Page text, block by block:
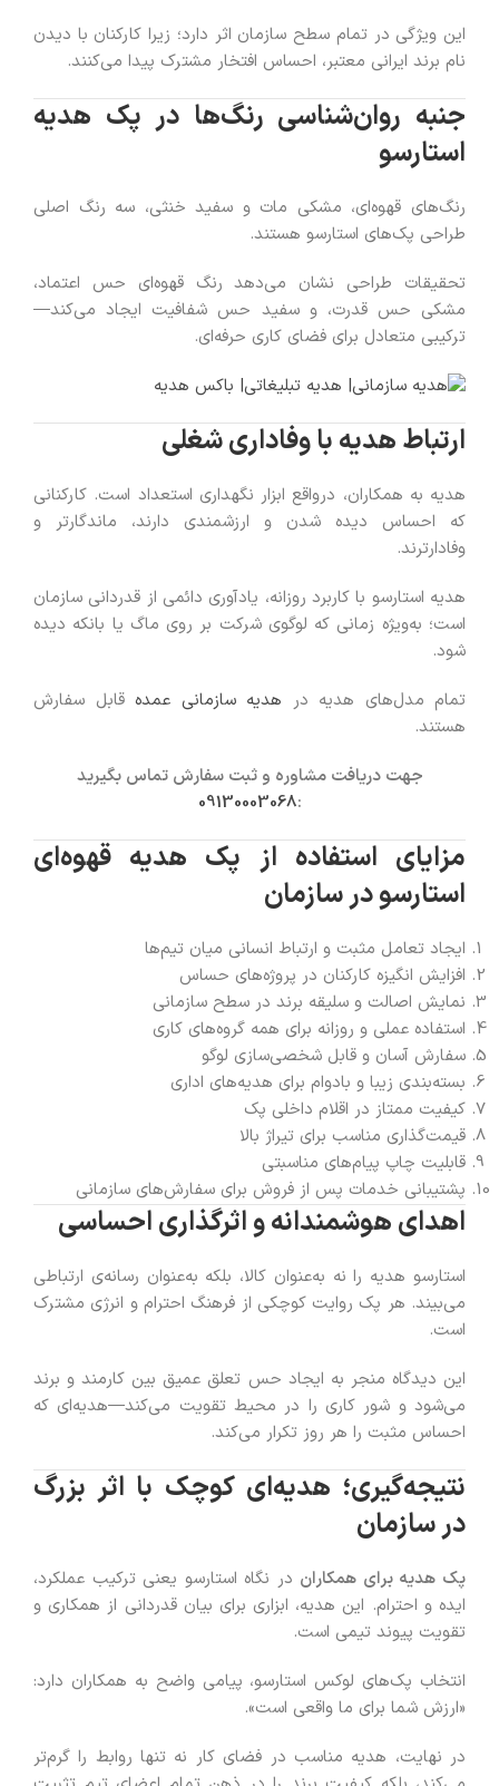
این ویژگی در تمام سطح سازمان اثر دارد؛ زیرا کارکنان با دیدن
نام برند ایرانی معتبر، احساس افتخار مشترک پیدا می‌کنند.
جنبه روان‌شناسی رنگ‌ها در پک هدیه
استارسو
رنگ‌های قهوه‌ای، مشکی مات و سفید خنثی، سه رنگ اصلی
طراحی پک‌های استارسو هستند.
تحقیقات طراحی نشان می‌دهد رنگ قهوه‌ای حس اعتماد،
مشکی حس قدرت، و سفید حس شفافیت ایجاد می‌کند—
ترکیبی متعادل برای فضای کاری حرفه‌ای.
ارتباط هدیه با وفاداری شغلی
هدیه به همکاران، درواقع ابزار نگهداری استعداد است. کارکنانی
که احساس دیده شدن و ارزشمندی دارند، ماندگارتر و
وفادارترند.
هدیه استارسو با کاربرد روزانه، یادآوری دائمی از قدردانی سازمان
است؛ به‌ویژه زمانی که لوگوی شرکت بر روی ماگ یا بانکه دیده
شود.
تمام مدل‌های هدیه در هدیه سازمانی عمده قابل سفارش
هستند.
جهت دریافت مشاوره و ثبت سفارش تماس بگیرید
:
09130003068
مزایای استفاده از پک هدیه قهوه‌ای
استارسو در سازمان
ایجاد تعامل مثبت و ارتباط انسانی میان تیم‌ها
افزایش انگیزه کارکنان در پروژه‌های حساس
نمایش اصالت و سلیقه برند در سطح سازمانی
استفاده عملی و روزانه برای همه گروه‌های کاری
سفارش آسان و قابل شخصی‌سازی لوگو
بسته‌بندی زیبا و بادوام برای هدیه‌های اداری
کیفیت ممتاز در اقلام داخلی پک
قیمت‌گذاری مناسب برای تیراژ بالا
قابلیت چاپ پیام‌های مناسبتی
پشتیبانی خدمات پس از فروش برای سفارش‌های سازمانی
اهدای هوشمندانه و اثرگذاری احساسی
استارسو هدیه را نه به‌عنوان کالا، بلکه به‌عنوان رسانه‌ی ارتباطی
می‌بیند. هر پک روایت کوچکی از فرهنگ احترام و انرژی مشترک
است.
این دیدگاه منجر به ایجاد حس تعلق عمیق بین کارمند و برند
می‌شود و شور کاری را در محیط تقویت می‌کند—هدیه‌ای که
احساس مثبت را هر روز تکرار می‌کند.
نتیجه‌گیری؛ هدیه‌ای کوچک با اثر بزرگ
در سازمان
پک هدیه برای همکاران در نگاه استارسو یعنی ترکیب عملکرد،
ایده و احترام. این هدیه، ابزاری برای بیان قدردانی از همکاری و
تقویت پیوند تیمی است.
انتخاب پک‌های لوکس استارسو، پیامی واضح به همکاران دارد:
«ارزش شما برای ما واقعی است».
در نهایت، هدیه مناسب در فضای کار نه تنها روابط را گرم‌تر